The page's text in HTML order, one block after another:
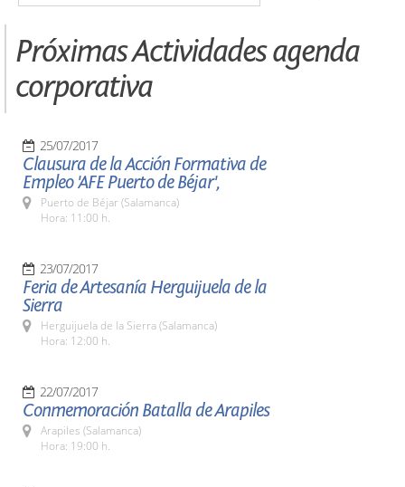
Próximas Actividades agenda
corporativa
25/07/2017
Clausura de la Acción Formativa de
Empleo 'AFE Puerto de Béjar',
Puerto de Béjar (Salamanca)
Hora: 11:00 h.
23/07/2017
Feria de Artesanía Herguijuela de la
Sierra
Herguijuela de la Sierra (Salamanca)
Hora: 12:00 h.
22/07/2017
Conmemoración Batalla de Arapiles
Arapiles (Salamanca)
Hora: 19:00 h.